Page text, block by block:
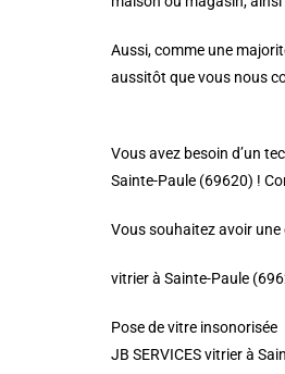
Aussi, comme une
aussitôt que vous nous
Vous avez besoin d’un
Sainte-Paule (69620) !
Vous souhaitez avoir
vitrier à Sainte-Paule
Pose de vitre insonorisée
JB SERVICES vitrier à